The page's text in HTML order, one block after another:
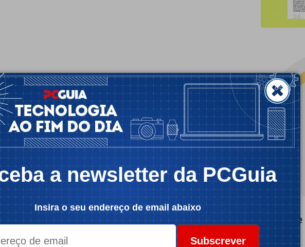
Teste
a newsletter da PCGuia
Insira o seu endereço de email abaixo
Subscrever